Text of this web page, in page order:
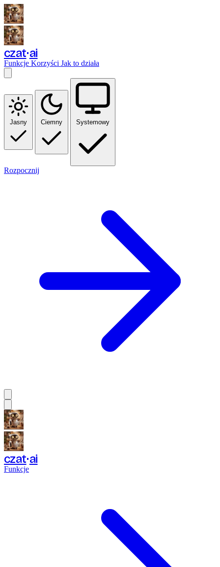
czat ai
Funkcje Korzyści Jak to działa
Jasny Ciemny Systemowy
Rozpocznij
czat ai
Funkcje